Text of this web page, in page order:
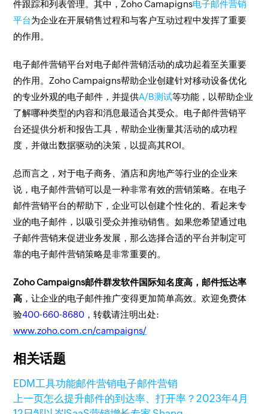
件跟踪和列表管理。其中，Zoho Camapigns电子邮件营销
平台为企业在开展销售过程和与客户互动过程中发挥了重要
的作用。
电子邮件营销平台对电子邮件营销活动的成功起着至关重要
的作用。Zoho Campaigns帮助企业创建针对移动设备优化
的专业外观的电子邮件，并提供A/B测试等功能，以帮助企业
了解哪种类型的内容和消息最适合其受众。电子邮件营销平
台还提供分析和报告工具，帮助企业衡量其活动的成功程
度，并做出数据驱动的决策，以提高其ROI。
总而言之，对于电子商务、酒店和房地产等行业的企业来
说，电子邮件营销可以是一种非常有效的营销策略。在电子
邮件营销平台的帮助下，企业可以创建个性化的、看起来专
业的电子邮件，以吸引受众并推动销售。如果您希望通过电
子邮件营销来促进业务发展，那么选择合适的平台并制定可
靠的电子邮件营销策略是非常重要的。
Zoho Campaigns邮件群发软件国际知名度高，邮件抵达率
高 ，让企业的电子邮件推广变得更加简单高效。欢迎免费体
验400-660-8680 ，转载请注明出处:
www.zoho.com.cn/campaigns/
相关话题
EDM工具功能邮件营销电子邮件营销
上一页怎么提升邮件的到达率、打开率？2023年4月